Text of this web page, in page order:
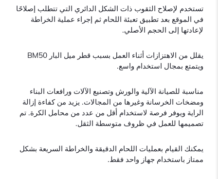
تستخدم لإصلاح الثقوب ذات الشكل الدائري التي تتطلب إصلاحًا
في الموقع بعد تطبيق تعبئة اللحام ثم إجراء عملية الخراطة
لإعادتها إلى الحجم الأصلي.
يقلل من الاهتزازات أثناء العمل بسبب قطر ميل البار BM50
ويتمتع بمجال استخدام واسع.
مناسبة للصيانة الآلية والورش وتصنيع الآلات ورافعات البناء
ومضخات الخرسانة وغيرها من المجالات. يزيد من كفاءة إزالة
الراية ويوفر فرصة لاستخدام أقل من عدد من محامل الكرة. تم
تصميمها للعمل في ظروف متوسطة الثقل.
يمكنك القيام بعمليات اللحام الدقيقة والخراطة السريعة بشكل
ممتاز باستخدام جهاز واحد فقط.